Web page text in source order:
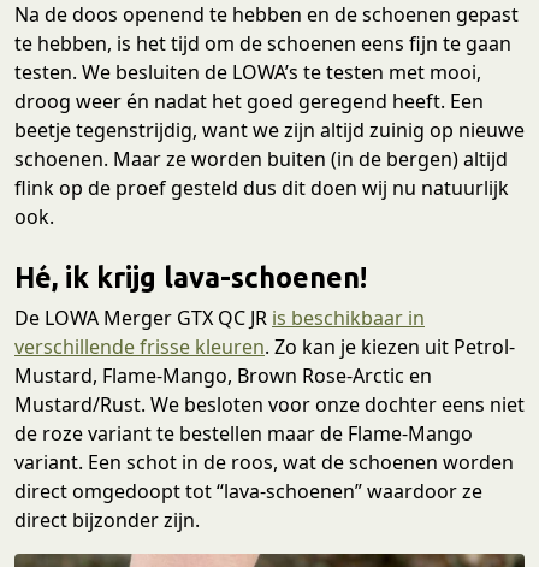
Na de doos openend te hebben en de schoenen gepast
te hebben, is het tijd om de schoenen eens fijn te gaan
testen. We besluiten de LOWA’s te testen met mooi,
droog weer én nadat het goed geregend heeft. Een
beetje tegenstrijdig, want we zijn altijd zuinig op nieuwe
schoenen. Maar ze worden buiten (in de bergen) altijd
flink op de proef gesteld dus dit doen wij nu natuurlijk
ook.
Hé, ik krijg lava-schoenen!
De LOWA Merger GTX QC JR is beschikbaar in
verschillende frisse kleuren. Zo kan je kiezen uit Petrol-
Mustard, Flame-Mango, Brown Rose-Arctic en
Mustard/Rust. We besloten voor onze dochter eens niet
de roze variant te bestellen maar de Flame-Mango
variant. Een schot in de roos, wat de schoenen worden
direct omgedoopt tot “lava-schoenen” waardoor ze
direct bijzonder zijn.